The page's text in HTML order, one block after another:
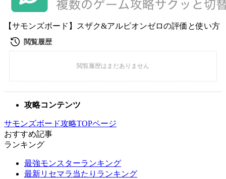
【サモンズボード】スザク&アルビオンゼロの評価と使い方
攻略コンテンツ
サモンズボード攻略TOPページ
おすすめ記事
ランキング
最強モンスターランキング
最新リセマラ当たりランキング